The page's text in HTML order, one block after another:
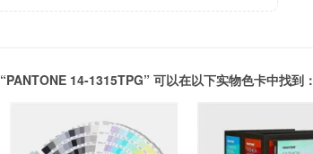
“PANTONE 14-1315TPG” 可以在以下实物色卡中找到：